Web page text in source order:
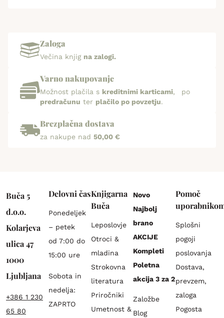
Zaloga
Večina knjig na zalogi.
Varno nakupovanje
Možnost plačila s kreditnimi karticami, po
predračunu ter plačilo po povzetju.
Brezplačna dostava
za nakupe nad 50,00 €
Buča 5
d.o.o.
Kolarjeva
ulica 47
1000
Ljubljana
+386 1 230
65 80
Delovni čas
Ponedeljek
– petek
od 7:00 do
15:00 ure
Sobota in
nedelja:
ZAPRTO
Knjigarna
Buča
Leposlovje
Otroci &
mladina
Strokovna
literatura
Priročniki
Umetnost &
Novo
Najbolj
brano
AKCIJE
Kompleti
Poletna
akcija 3 za 2
Založbe
Blog
Pomoč
Splošni
pogoji
poslovanja
Dostava,
prevzem,
zaloga
Pogosta